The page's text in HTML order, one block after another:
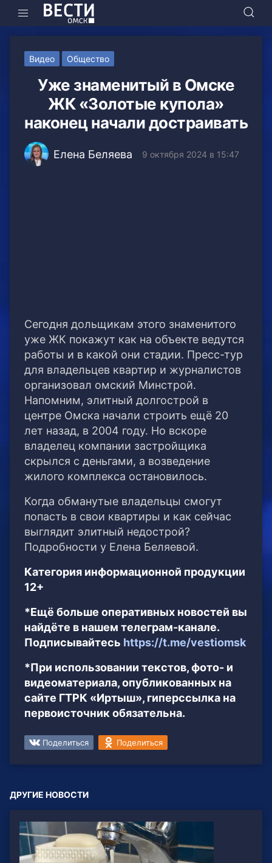
Видео Общество
Уже знаменитый в Омске
ЖК «Золотые купола»
наконец начали достраивать
Елена Беляева 9 октября 2024 в 15:47
Сегодня дольщикам этого знаменитого
уже ЖК покажут как на объекте ведутся
работы и в какой они стадии. Пресс-тур
для владельцев квартир и журналистов
организовал омский Минстрой.
Напомним, элитный долгострой в
центре Омска начали строить ещё 20
лет назад, в 2004 году. Но вскоре
владелец компании застройщика
скрылся с деньгами, а возведение
жилого комплекса остановилось.
Когда обманутые владельцы смогут
попасть в свои квартиры и как сейчас
выглядит элитный недострой?
Подробности у Елена Беляевой.
Категория информационной продукции
12+
*Ещё больше оперативных новостей вы
найдёте в нашем телеграм-канале.
Подписывайтесь https://t.me/vestiomsk
*При использовании текстов, фото- и
видеоматериала, опубликованных на
сайте ГТРК «Иртыш», гиперссылка на
первоисточник обязательна.
Поделиться Поделиться
ДРУГИЕ НОВОСТИ